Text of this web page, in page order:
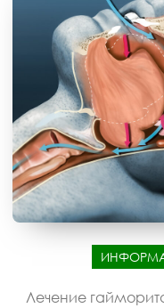
Лечение